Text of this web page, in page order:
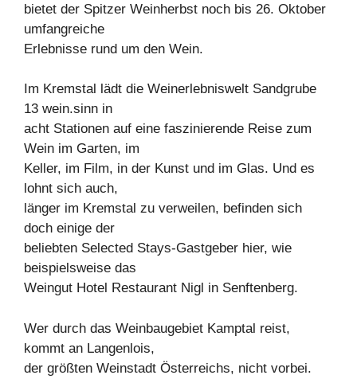
bietet der Spitzer Weinherbst noch bis 26. Oktober
umfangreiche
Erlebnisse rund um den Wein.
Im Kremstal lädt die Weinerlebniswelt Sandgrube
13 wein.sinn in
acht Stationen auf eine faszinierende Reise zum
Wein im Garten, im
Keller, im Film, in der Kunst und im Glas. Und es
lohnt sich auch,
länger im Kremstal zu verweilen, befinden sich
doch einige der
beliebten Selected Stays-Gastgeber hier, wie
beispielsweise das
Weingut Hotel Restaurant Nigl in Senftenberg.
Wer durch das Weinbaugebiet Kamptal reist,
kommt an Langenlois,
der größten Weinstadt Österreichs, nicht vorbei.